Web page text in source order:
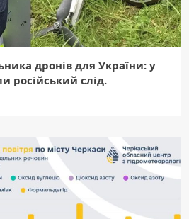
дронів для України: у
російський слід.